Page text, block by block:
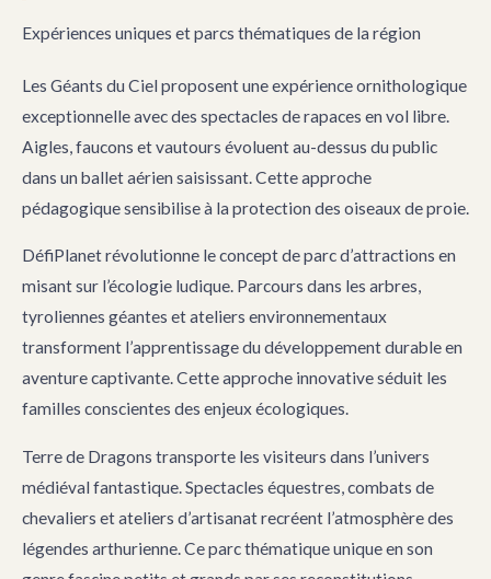
Expériences uniques et parcs thématiques de la région
Les Géants du Ciel proposent une expérience ornithologique
exceptionnelle avec des spectacles de rapaces en vol libre.
Aigles, faucons et vautours évoluent au-dessus du public
dans un ballet aérien saisissant. Cette approche
pédagogique sensibilise à la protection des oiseaux de proie.
DéfiPlanet révolutionne le concept de parc d’attractions en
misant sur l’écologie ludique. Parcours dans les arbres,
tyroliennes géantes et ateliers environnementaux
transforment l’apprentissage du développement durable en
aventure captivante. Cette approche innovative séduit les
familles conscientes des enjeux écologiques.
Terre de Dragons transporte les visiteurs dans l’univers
médiéval fantastique. Spectacles équestres, combats de
chevaliers et ateliers d’artisanat recréent l’atmosphère des
légendes arthurienne. Ce parc thématique unique en son